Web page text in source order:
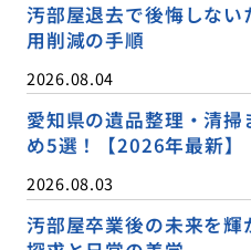
汚部屋退去で後悔しな
用削減の手順
2026.08.04
愛知県の遺品整理・清
め5選！【2026年最新】
2026.08.03
汚部屋卒業後の未来を